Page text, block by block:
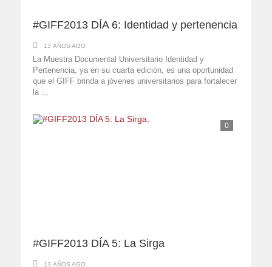
#GIFF2013 DÍA 6: Identidad y pertenencia
13 AÑOS AGO
La Muestra Documental Universitario Identidad y
Pertenencia, ya en su cuarta edición, es una oportunidad
que el GIFF brinda a jóvenes universitarios para fortalecer
la ...
0
#GIFF2013 DÍA 5: La Sirga
13 AÑOS AGO